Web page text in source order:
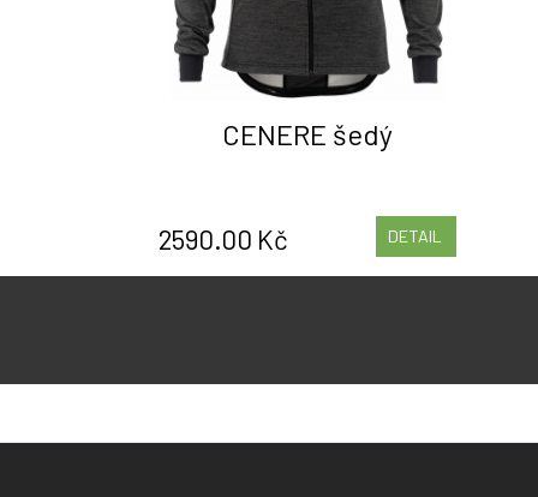
CENERE šedý
2590.00 Kč DETAIL